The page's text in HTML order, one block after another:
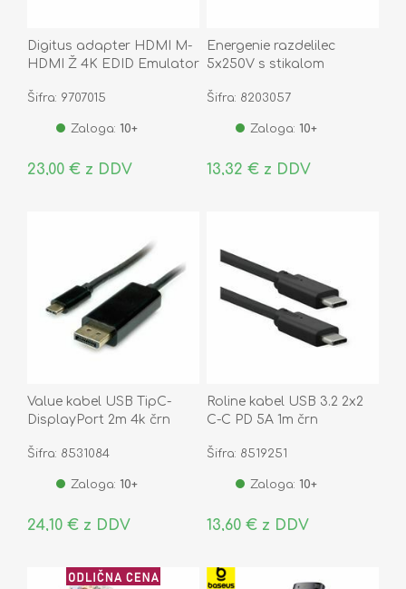
Digitus adapter HDMI M-
HDMI Ž 4K EDID Emulator
Šifra: 9707015
Zaloga: 10+
23,00 € z DDV
Energenie razdelilec
5x250V s stikalom
3m črna SPG5-C-10
Šifra: 8203057
Zaloga: 10+
13,32 € z DDV
Value kabel USB TipC-
DisplayPort 2m 4k črn
Šifra: 8531084
Zaloga: 10+
24,10 € z DDV
Roline kabel USB 3.2 2x2
C-C PD 5A 1m črn
Šifra: 8519251
Zaloga: 10+
13,60 € z DDV